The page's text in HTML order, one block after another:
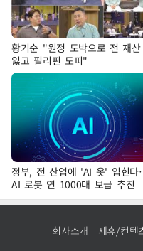
황기순 "원정 도박으로 전 재산
잃고 필리핀 도피"
정부, 전 산업에 'AI 옷' 입힌
AI 로봇 연 1000대 보급 추진
회사소개 제휴/컨텐